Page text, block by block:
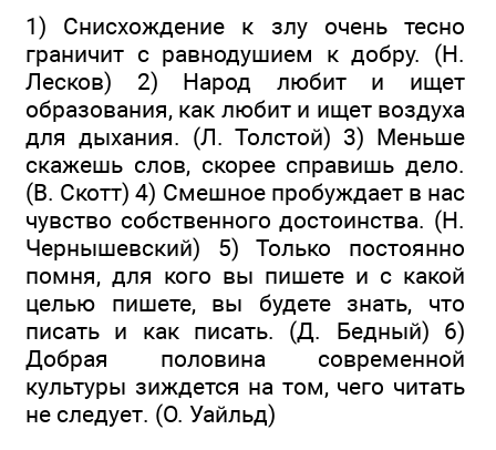
1) Снисхождение к злу очень тесно
граничит с равнодушием к добру. (Н.
Лесков) 2) Народ любит и ищет
образования, как любит и ищет воздуха
для дыхания. (Л. Толстой) 3) Меньше
скажешь слов, скорее справишь дело.
(В. Скотт) 4) Смешное пробуждает в нас
чувство собственного достоинства. (Н.
Чернышевский) 5) Только постоянно
помня, для кого вы пишете и с какой
целью пишете, вы будете знать, что
писать и как писать. (Д. Бедный) 6)
Добрая половина современной
культуры зиждется на том, чего читать
не следует. (О. Уайльд)